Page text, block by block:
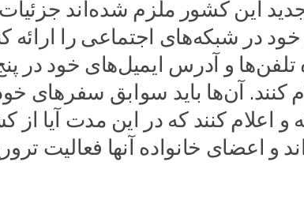
این کشور ملزم شده‌اند جزئیات
در شبکه‌های اجتماعی را ارائه
تلفن‌ها و آدرس ایمیل‌های خود در
کنند. آن‌ها باید سوابق سفرهای
و اعلام کنند که در این مدت آیا از
و اعضای خانواده آنها فعالیت